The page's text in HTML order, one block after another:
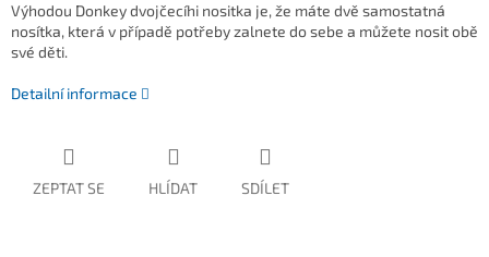
Výhodou Donkey dvojčecíhi nositka je, že máte dvě samostatná
nosítka, která v případě potřeby zalnete do sebe a můžete nosit obě
své děti.
Detailní informace
ZEPTAT SE HLÍDAT SDÍLET